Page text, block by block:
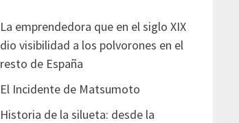
La emprendedora que en el siglo XIX
dio visibilidad a los polvorones en el
resto de España
El Incidente de Matsumoto
Historia de la silueta: desde la